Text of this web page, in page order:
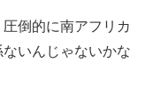
倒的に南アフリカ
いんじゃないかな